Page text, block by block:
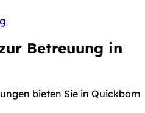
Betreuung in
bieten Sie in Quickborn